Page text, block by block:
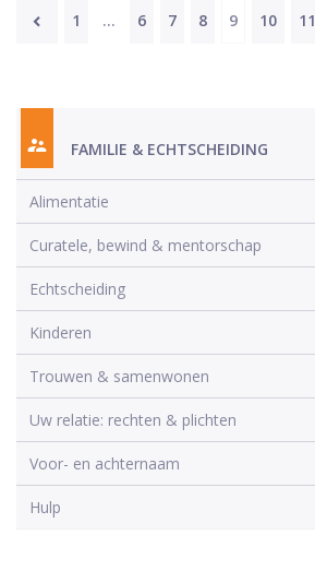
1 … 6 7 8 9 10 11
FAMILIE & ECHTSCHEIDING
Alimentatie
Curatele, bewind & mentorschap
Echtscheiding
Kinderen
Trouwen & samenwonen
Uw relatie: rechten & plichten
Voor- en achternaam
Hulp